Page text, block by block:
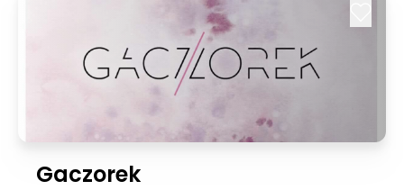
Gaczorek